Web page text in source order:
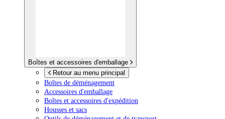
Boîtes et accessoires d'emballage
Retour au menu principal
Boîtes de déménagement
Accessoires d'emballage
Boîtes et accessoires d'expédition
Housses et sacs